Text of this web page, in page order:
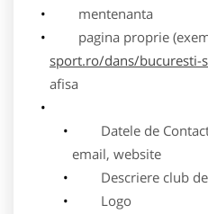
mentenanta
pagina proprie
sport.ro/dans/bucuresti-
afisa
Datele de Contact
email, website
Descriere club de
Logo